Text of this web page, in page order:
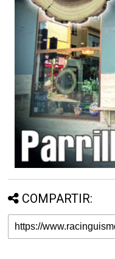
COMPARTIR: